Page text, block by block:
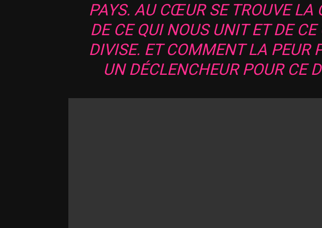
PAYS. AU CŒUR SE TROUVE LA
DE CE QUI NOUS UNIT ET DE
DIVISE. ET COMMENT LA PEUR
UN DÉCLENCHEUR POUR CE